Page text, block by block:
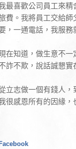
最喜歡公司員工來
費。我將員工交給
，一通電話，我服務
在知道，做生意不
詐不欺，說話誠懇
立志做一個有錢人
很感恩所有的因緣
Facebook